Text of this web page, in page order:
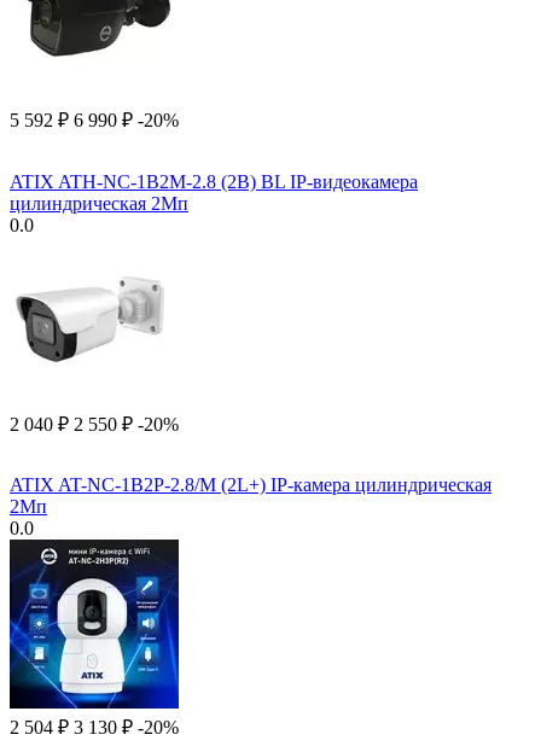
5 592 ₽ 6 990 ₽ -20%
ATIX ATH-NC-1B2M-2.8 (2B) BL IP-видеокамера
цилиндрическая 2Мп
0.0
2 040 ₽ 2 550 ₽ -20%
ATIX AT-NC-1B2P-2.8/M (2L+) IP-камера цилиндрическая
2Мп
0.0
2 504 ₽ 3 130 ₽ -20%